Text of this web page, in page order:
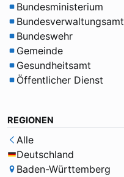
Bundesministerium
Bundesverwaltungsamt
Bundeswehr
Gemeinde
Gesundheitsamt
Öffentlicher Dienst
REGIONEN
Alle
Deutschland
Baden-Württemberg